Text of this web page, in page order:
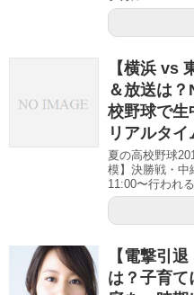
【横浜 vs
＆放送は
校野球で生
リアルタイ
夏の高校野球
模】決勝戦・中
11:00〜行われ
【電撃引
は？子育て